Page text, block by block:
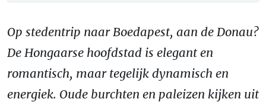
Op stedentrip naar Boedapest, aan de Donau?
De Hongaarse hoofdstad is elegant en
romantisch, maar tegelijk dynamisch en
energiek. Oude burchten en paleizen kijken uit